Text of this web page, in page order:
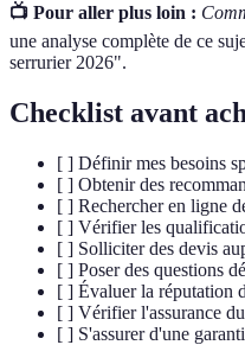
📺 Pour aller plus loin :
une analyse complète de ce
serrurier 2026".
Checklist avant
[ ] Définir mes besoins
[ ] Obtenir des
[ ] Rechercher en ligne
[ ] Vérifier les
[ ] Solliciter des devis
[ ] Poser des questions
[ ] Évaluer la réputation
[ ] Vérifier l'assurance
[ ] S'assurer d'une